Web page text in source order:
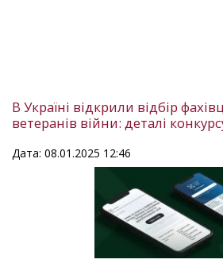
В Україні відкрили відбір
ветеранів війни: деталі
Дата: 08.01.2025 12:46